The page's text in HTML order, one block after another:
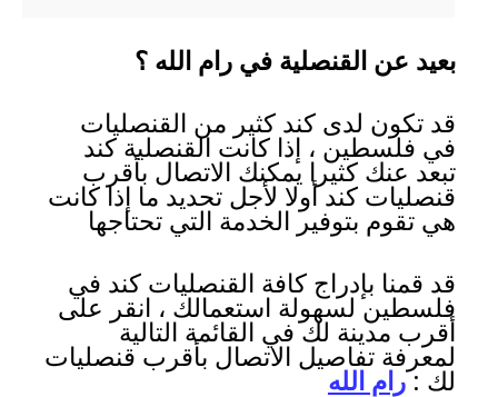
بعيد عن القنصلية في رام الله ؟
قد تكون لدى كند كثير من القنصليات
في فلسطين ، إذا كانت القنصلية كند
تبعد عنك كثيرا يمكنك الاتصال بأقرب
قنصليات كند أولا لأجل تحديد ما إذا كانت
هي تقوم بتوفير الخدمة التي تحتاجها
قد قمنا بإدراج كافة القنصليات كند في
فلسطين لسهولة استعمالك ، انقر على
أقرب مدينة لك في القائمة التالية
لمعرفة تفاصيل الاتصال بأقرب قنصليات
لك :رام الله